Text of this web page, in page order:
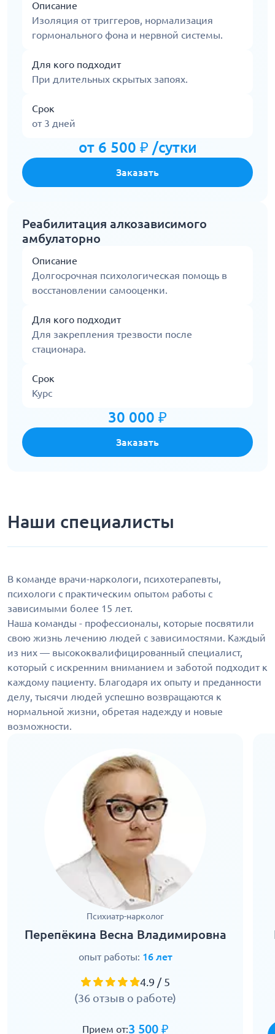
Описание
Изоляция от триггеров, нормализация
гормонального фона и нервной системы.
Для кого подходит
При длительных скрытых запоях.
Срок
от 3 дней
от 6 500 ₽ /сутки
Заказать
Реабилитация алкозависимого
амбулаторно
Описание
Долгосрочная психологическая помощь в
восстановлении самооценки.
Для кого подходит
Для закрепления трезвости после
стационара.
Срок
Курс
30 000 ₽
Заказать
Наши специалисты
В команде врачи-наркологи, психотерапевты,
психологи с практическим опытом работы с
зависимыми более 15 лет.
Наша команды - профессионалы, которые посвятили
свою жизнь лечению людей с зависимостями. Каждый
из них — высококвалифицированный специалист,
который с искренним вниманием и заботой подходит к
каждому пациенту. Благодаря их опыту и преданности
делу, тысячи людей успешно возвращаются к
нормальной жизни, обретая надежду и новые
возможности.
Психиатр-нарколог
Перепёкина Весна Владимировна
опыт работы: 16 лет
4.9 / 5
(36 отзыв о работе)
Прием от:3 500 ₽